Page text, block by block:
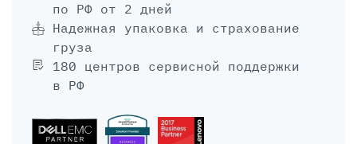
по РФ от 2 дней
Надежная упаковка и страхование
груза
180 центров сервисной поддержки
в РФ